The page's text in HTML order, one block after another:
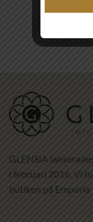
GLENSIA
i februari 2016. Vi
butiken på Emporia